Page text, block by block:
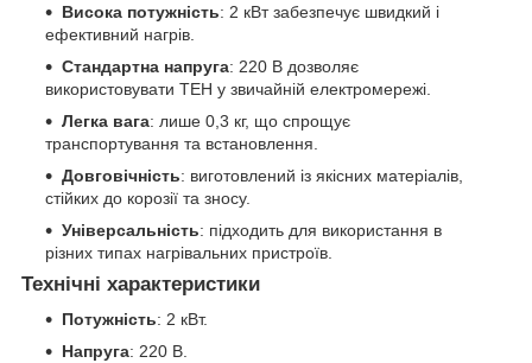
Висока потужність: 2 кВт забезпечує швидкий і
ефективний нагрів.
Стандартна напруга: 220 В дозволяє
використовувати ТЕН у звичайній електромережі.
Легка вага: лише 0,3 кг, що спрощує
транспортування та встановлення.
Довговічність: виготовлений із якісних матеріалів,
стійких до корозії та зносу.
Універсальність: підходить для використання в
різних типах нагрівальних пристроїв.
Технічні характеристики
Потужність: 2 кВт.
Напруга: 220 В.